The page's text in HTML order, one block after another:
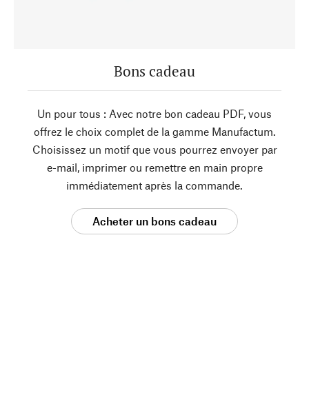
Bons cadeau
Un pour tous : Avec notre bon cadeau PDF, vous
offrez le choix complet de la gamme Manufactum.
Choisissez un motif que vous pourrez envoyer par
e-mail, imprimer ou remettre en main propre
immédiatement après la commande.
Acheter un bons cadeau